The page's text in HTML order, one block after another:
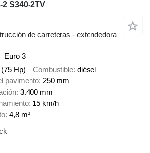
2 S340-2TV
de carreteras - extendedora
Euro 3
Hp) Combustible diésel
pavimento 250 mm
3.400 mm
15 km/h
4,8 m³